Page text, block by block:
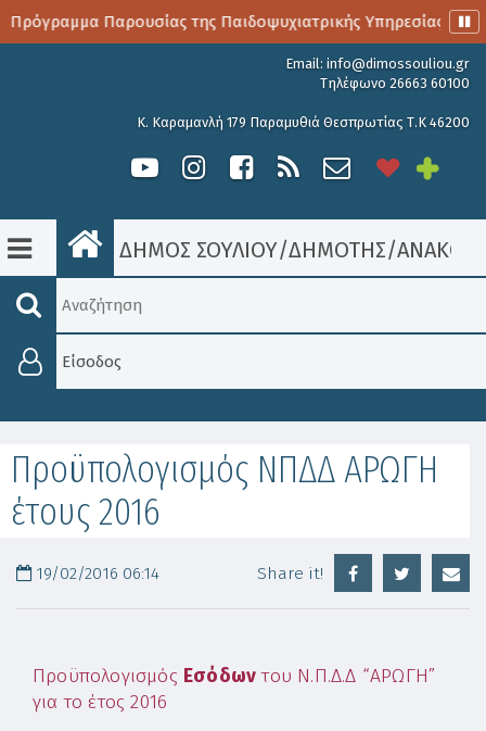
Πρόγραμμα Παρουσίας της Παιδοψυχιατρικής Υπηρεσίας
Email: info@dimossouliou.gr
Τηλέφωνο 26663 60100
Κ. Καραμανλή 179 Παραμυθιά Θεσπρωτίας Τ.Κ 46200
ΔΗΜΟΣ ΣΟΥΛΙΟΥ/ΔΗΜΟΤΗΣ/
Είσοδος
Προϋπολογισμός ΝΠΔΔ ΑΡΩΓΗ
έτους 2016
19/02/2016 06:14 Share it!
Προϋπολογισμός Εσόδωντου Ν.Π.Δ.Δ “ΑΡΩΓΗ”
για το έτος 2016